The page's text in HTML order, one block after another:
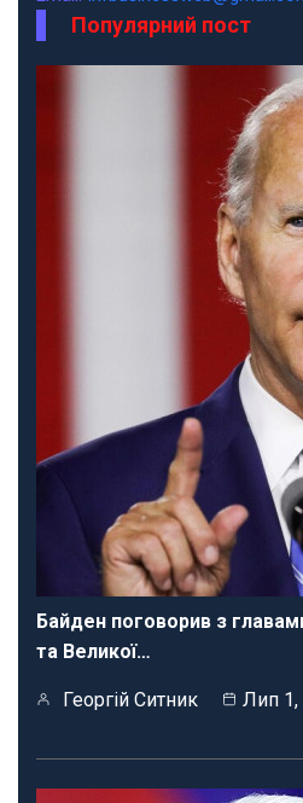
Популярний пост
Байден поговорив з
та Великої…
Георгій Ситник Лип 1,